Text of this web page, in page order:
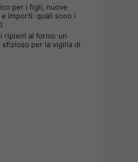
per i figli, nuove
importi: quali sono i
ripieni al forno: un
sfizioso per la vigilia di